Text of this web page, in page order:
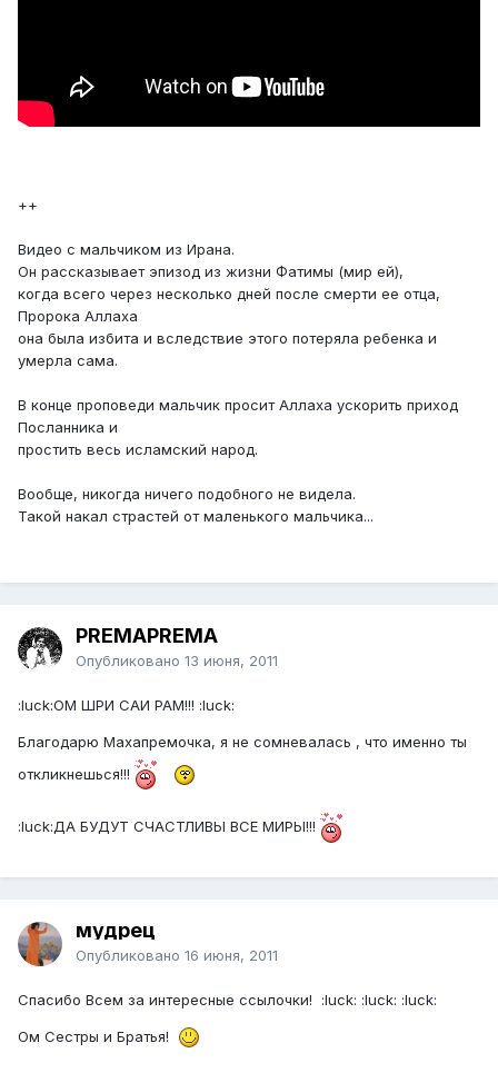
++
Видео с мальчиком из Ирана.
Он рассказывает эпизод из жизни Фатимы (мир ей),
когда всего через несколько дней после смерти ее отца,
Пророка Аллаха
она была избита и вследствие этого потеряла ребенка и
умерла сама.
В конце проповеди мальчик просит Аллаха ускорить приход
Посланника и
простить весь исламский народ.
Вообще, никогда ничего подобного не видела.
Такой накал страстей от маленького мальчика...
PREMAPREMA
Опубликовано 13 июня, 2011
:luck:ОМ ШРИ САИ РАМ!!! :luck:
Благодарю Махапремочка, я не сомневалась , что именно ты
откликнешься!!!
:luck:ДА БУДУТ СЧАСТЛИВЫ ВСЕ МИРЫ!!!
мудрец
Опубликовано 16 июня, 2011
Спасибо Всем за интересные ссылочки! :luck: :luck: :luck:
Ом Сестры и Братья!